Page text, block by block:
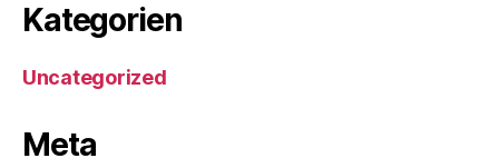
Kategorien
Uncategorized
Meta